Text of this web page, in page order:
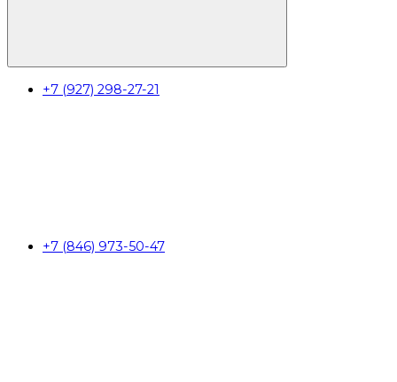
+7 (927) 298-27-21
+7 (846) 973-50-47